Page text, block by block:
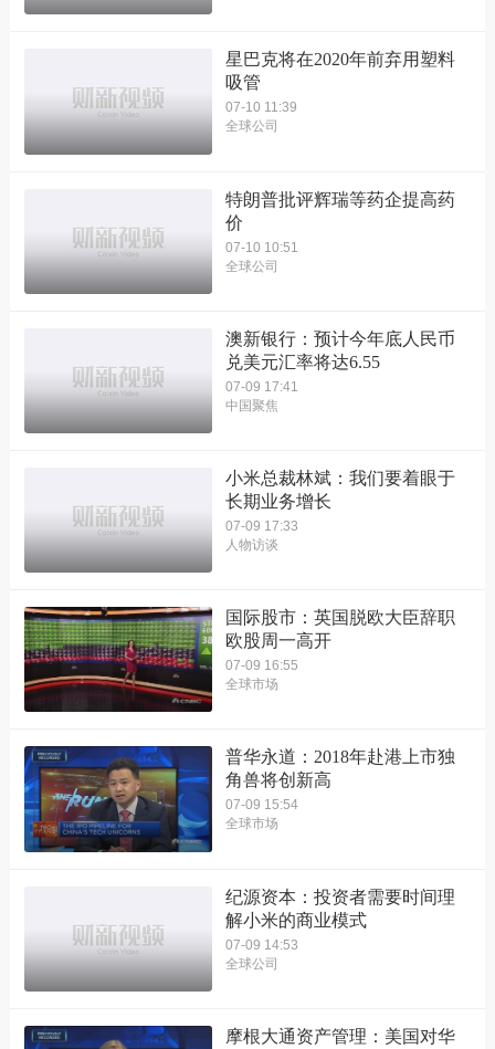
星巴克将在2020年前弃用塑料
吸管
07-10 11:39
全球公司
特朗普批评辉瑞等药企提高药
价
07-10 10:51
全球公司
澳新银行：预计今年底人民币
兑美元汇率将达6.55
07-09 17:41
中国聚焦
小米总裁林斌：我们要着眼于
长期业务增长
07-09 17:33
人物访谈
国际股市：英国脱欧大臣辞职
欧股周一高开
07-09 16:55
全球市场
普华永道：2018年赴港上市独
角兽将创新高
07-09 15:54
全球市场
纪源资本：投资者需要时间理
解小米的商业模式
07-09 14:53
全球公司
摩根大通资产管理：美国对华